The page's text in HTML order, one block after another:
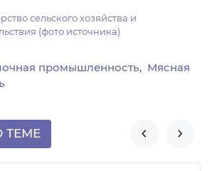
сельского хозяйства и
(фото источника)
промышленность
Мясная
ТЕМЕ  